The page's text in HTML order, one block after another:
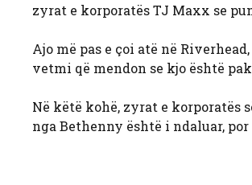
zyrat e korporatës TJ Maxx se
Ajo më pas e çoi atë në
vetmi që mendon se kjo është
Në këtë kohë, zyrat e korporatës
nga Bethenny është i ndaluar,